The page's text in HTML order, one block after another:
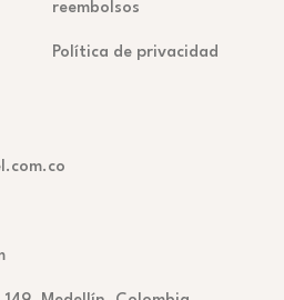
reembolsos
Política de privacidad